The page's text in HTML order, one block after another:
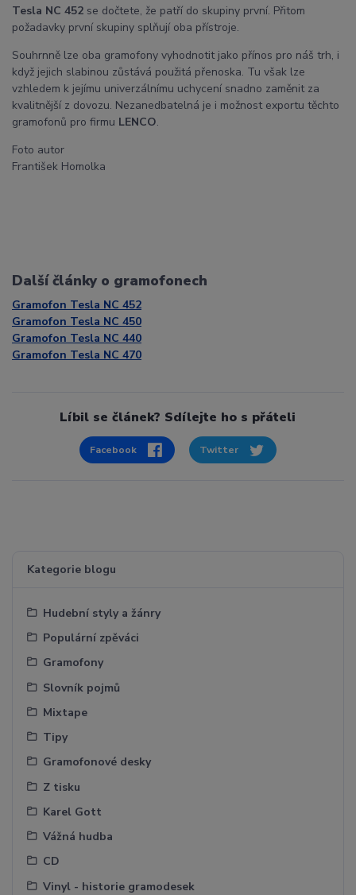
Kategorie blogu
Hudební styly a žánry
Populární zpěváci
Gramofony
Slovník pojmů
Mixtape
Tipy
Gramofonové desky
Z tisku
Karel Gott
Vážná hudba
CD
Vinyl - historie gramodesek
Tesla NC 452 se dočtete, že patří do skupiny první. Přitom
požadavky první skupiny splňují oba přístroje.
Souhrnně lze oba gramofony vyhodnotit jako přínos pro náš trh, i
když jejich slabinou zůstává použitá přenoska. Tu však lze
vzhledem k jejímu univerzálnímu uchycení snadno zaměnit za
kvalitnější z dovozu. Nezanedbatelná je i možnost exportu těchto
gramofonů pro firmu LENCO.
Foto autor
František Homolka
Další články o gramofonech
Gramofon Tesla NC 452
Gramofon Tesla NC 450
Gramofon Tesla NC 440
Gramofon Tesla NC 470
Líbil se článek? Sdílejte ho s přáteli
Facebook Twitter